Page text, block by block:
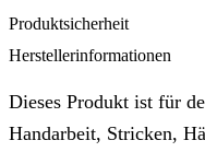
Produktsicherheit
Herstellerinformationen
Dieses Produkt ist für
Handarbeit, Stricken,